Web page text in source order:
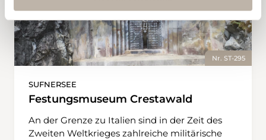
Nr. ST-295
SUFNERSEE
Festungsmuseum Crestawald
An der Grenze zu Italien sind in der Zeit des
Zweiten Weltkrieges zahlreiche militärische